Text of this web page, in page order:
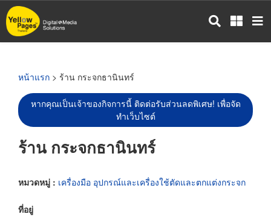
ข้าม
ไป
หน้าแรก > ร้าน กระจกธานินทร์
หากคุณเป็นเจ้าของกิจการนี้ ติดต่อรับส่วนลดพิเศษ! เพื่อจัด
ทำเว็บไซต์
ร้าน กระจกธานินทร์
หมวดหมู่ : เครื่องมือ อุปกรณ์และเครื่องใช้ตัดและตกแต่งกระจก
ที่อยู่